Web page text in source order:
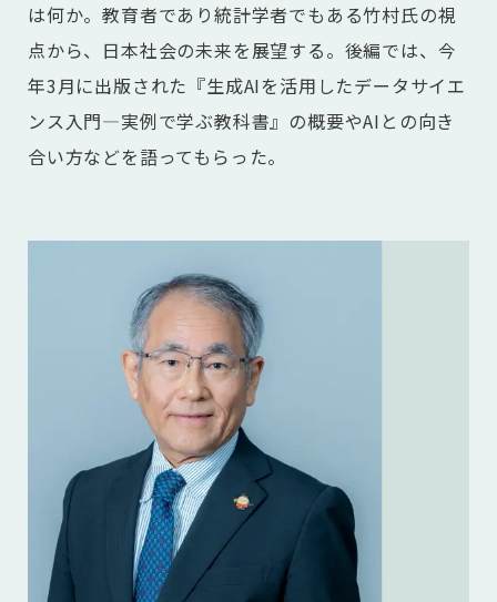
は何か。教育者であり統計学者でもある竹村氏の視
点から、日本社会の未来を展望する。後編では、今
年3月に出版された『生成AIを活用したデータサイエ
ンス入門―実例で学ぶ教科書』の概要やAIとの向き
合い方などを語ってもらった。